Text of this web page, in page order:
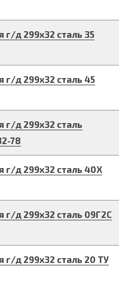
г/д 299х32 сталь 35
г/д 299х32 сталь 45
г/д 299х32 сталь
78
г/д 299х32 сталь 40Х
г/д 299х32 сталь 09Г2С
г/д 299х32 сталь 20 ТУ